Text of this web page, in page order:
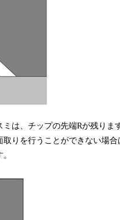
は、チップの先端Rが残り
りを行うことができない場